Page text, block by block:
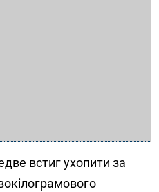
встиг ухопити за